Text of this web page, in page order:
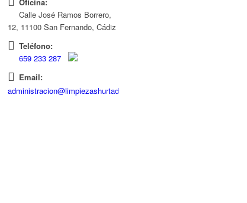
Calle José Ramos Borrero,
12, 11100 San Fernando, Cádiz
Teléfono:
659 233 287
Email:
administracion@limpiezashurtado.com